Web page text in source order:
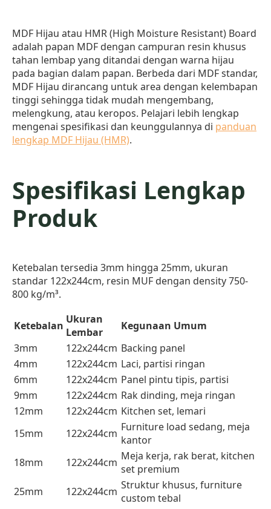
MDF Hijau atau HMR (High Moisture Resistant) Board
adalah papan MDF dengan campuran resin khusus
tahan lembap yang ditandai dengan warna hijau
pada bagian dalam papan. Berbeda dari MDF standar,
MDF Hijau dirancang untuk area dengan kelembapan
tinggi sehingga tidak mudah mengembang,
melengkung, atau keropos. Pelajari lebih lengkap
mengenai spesifikasi dan keunggulannya di panduan
lengkap MDF Hijau (HMR).
Spesifikasi Lengkap
Produk
Ketebalan tersedia 3mm hingga 25mm, ukuran
standar 122x244cm, resin MUF dengan density 750-
800 kg/m³.
Ketebalan Ukuran
Lembar
Kegunaan Umum
3mm
122x244cm Backing panel
4mm
122x244cm Laci, partisi ringan
6mm
122x244cm Panel pintu tipis, partisi
9mm
122x244cm Rak dinding, meja ringan
12mm
122x244cm Kitchen set, lemari
15mm
122x244cm Furniture load sedang, meja
kantor
18mm
122x244cm Meja kerja, rak berat, kitchen
set premium
25mm
122x244cm Struktur khusus, furniture
custom tebal